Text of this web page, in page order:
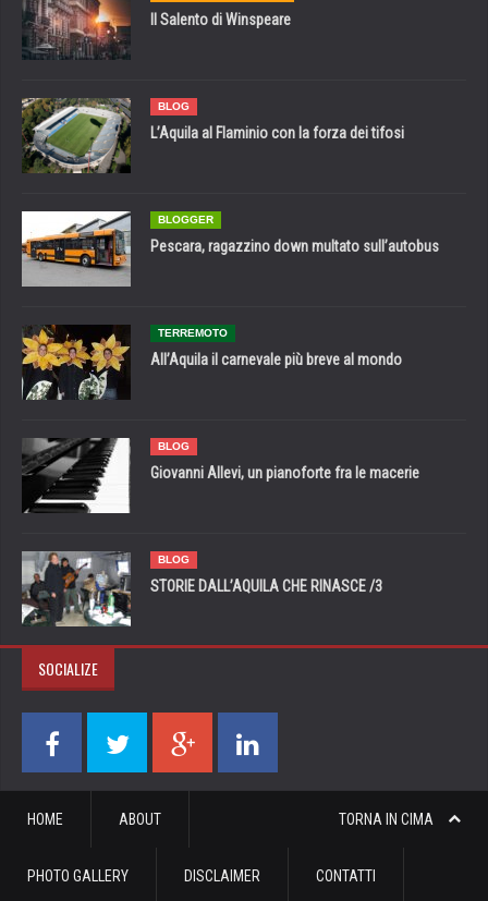
Il Salento di Winspeare
BLOG
L’Aquila al Flaminio con la forza dei tifosi
BLOGGER
Pescara, ragazzino down multato sull’autobus
TERREMOTO
All’Aquila il carnevale più breve al mondo
BLOG
Giovanni Allevi, un pianoforte fra le macerie
BLOG
STORIE DALL’AQUILA CHE RINASCE /3
SOCIALIZE
TORNA IN CIMA
HOME ABOUT
PHOTO GALLERY DISCLAIMER CONTATTI